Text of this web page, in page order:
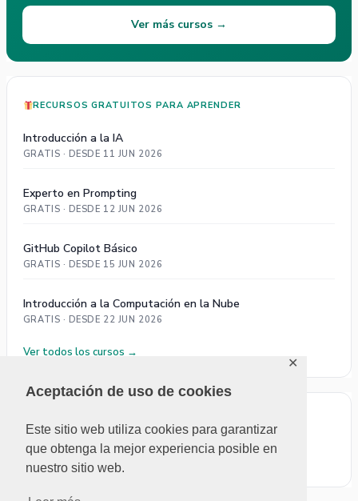
Aceptación de uso de cookies
Este sitio web utiliza cookies para garantizar
que obtenga la mejor experiencia posible en
nuestro sitio web.
✕
Ver más cursos →
RECURSOS GRATUITOS PARA APRENDER
Introducción a la IA
GRATIS · DESDE 11 JUN 2026
Experto en Prompting
GRATIS · DESDE 12 JUN 2026
GitHub Copilot Básico
GRATIS · DESDE 15 JUN 2026
Introducción a la Computación en la Nube
GRATIS · DESDE 22 JUN 2026
Ver todos los cursos →
No se pudieron cargar comentarios.